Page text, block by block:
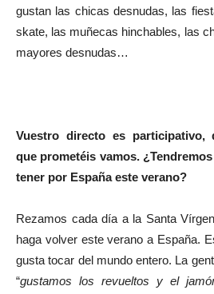
gustan las chicas desnudas, las
skate, las muñecas hinchables, las
mayores desnudas…
Vuestro directo es
que prometéis vamos.
tener por España este verano?
Rezamos cada día a la Santa
haga volver este verano a España.
gusta tocar del mundo entero. La
“gustamos los revueltos y el